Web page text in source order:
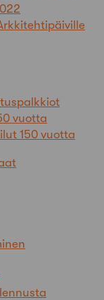
vuotta
150 vuotta